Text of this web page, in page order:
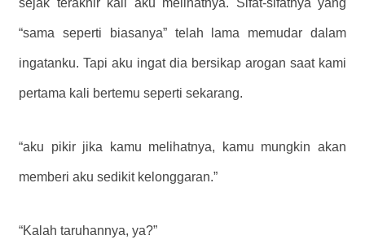
sejak terakhir kali aku melihatnya. Sifat-sifatnya yang
“sama seperti biasanya” telah lama memudar dalam
ingatanku. Tapi aku ingat dia bersikap arogan saat kami
pertama kali bertemu seperti sekarang.
“aku pikir jika kamu melihatnya, kamu mungkin akan
memberi aku sedikit kelonggaran.”
“Kalah taruhannya, ya?”